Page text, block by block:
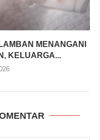
MENANGANI
KELUARGA...